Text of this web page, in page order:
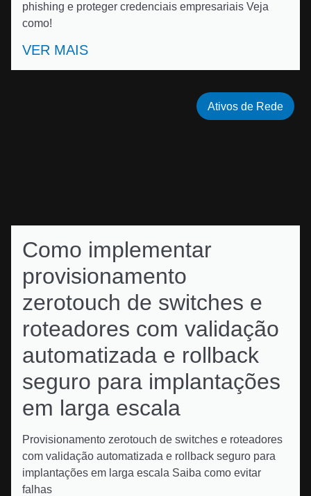
phishing e proteger credenciais empresariais Veja
como!
VER MAIS
Como implementar
provisionamento
zerotouch de switches e
roteadores com validação
automatizada e rollback
seguro para implantações
em larga escala
Provisionamento zerotouch de switches e roteadores
com validação automatizada e rollback seguro para
implantações em larga escala Saiba como evitar
falhas
Ativos de Rede